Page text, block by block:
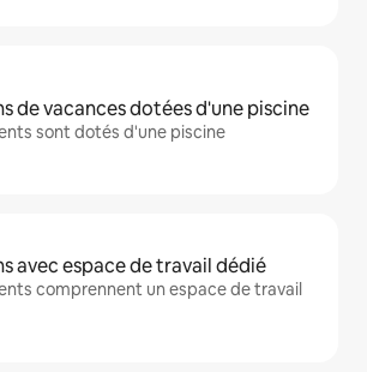
de vacances dotées d'une piscine
sont dotés d'une piscine
avec espace de travail dédié
comprennent un espace de travail